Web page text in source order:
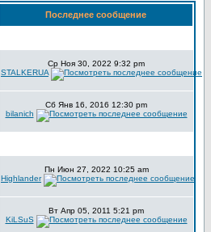
Последнее сообщение
Ср Ноя 30, 2022 9:32 pm
STALKERUA
Сб Янв 16, 2016 12:30 pm
bilanich
Пн Июн 27, 2022 10:25 am
Highlander
Вт Апр 05, 2011 5:21 pm
KiLSuS